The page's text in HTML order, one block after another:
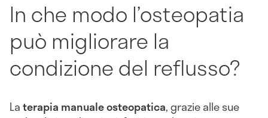
In che modo l’osteopatia
può migliorare la
condizione del reflusso?
Laterapia manuale osteopatica, grazie alle sue